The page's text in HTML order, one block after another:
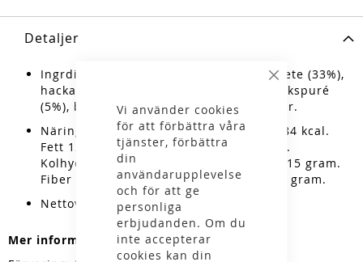
Stäng
Vi använder cookies
för att förbättra våra
tjänster, förbättra
din
användarupplevelse
och för att ge
personliga
erbjudanden. Om du
inte accepterar
cookies kan din
Detaljer
Ingrdienser: Pasta av mjöl från durumvete (33%),
hackade tomater (33%), tomatpuré, vitlökspuré
(5%), basalika, raqpsolja, salt, chilipulver.
Näringsvärde per 100 gram: 1613 kJ / 384 kcal.
Fett 12 gram, varav mättat fett 0,9 gram.
Kolhydrater 61 gram, varav sockerarter 15 gram.
Fiber 13 gram. Protein 12 gram. Salt 2,1 gram.
Nettovikt: 156 gram.
Mer information